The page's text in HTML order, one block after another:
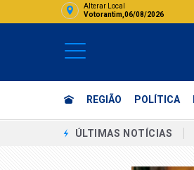
Alterar Local
Votorantim,06/08/2026
REGIÃO POLÍTICA
ÚLTIMAS NOTÍCIAS